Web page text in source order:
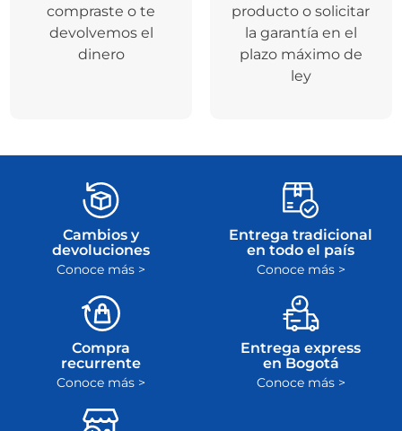
compraste o te
devolvemos el
dinero
producto o solicitar
la garantía en el
plazo máximo de
ley
Cambios y
devoluciones
Conoce más >
Entrega tradicional
en todo el país
Conoce más >
Compra
recurrente
Conoce más >
Entrega express
en Bogotá
Conoce más >